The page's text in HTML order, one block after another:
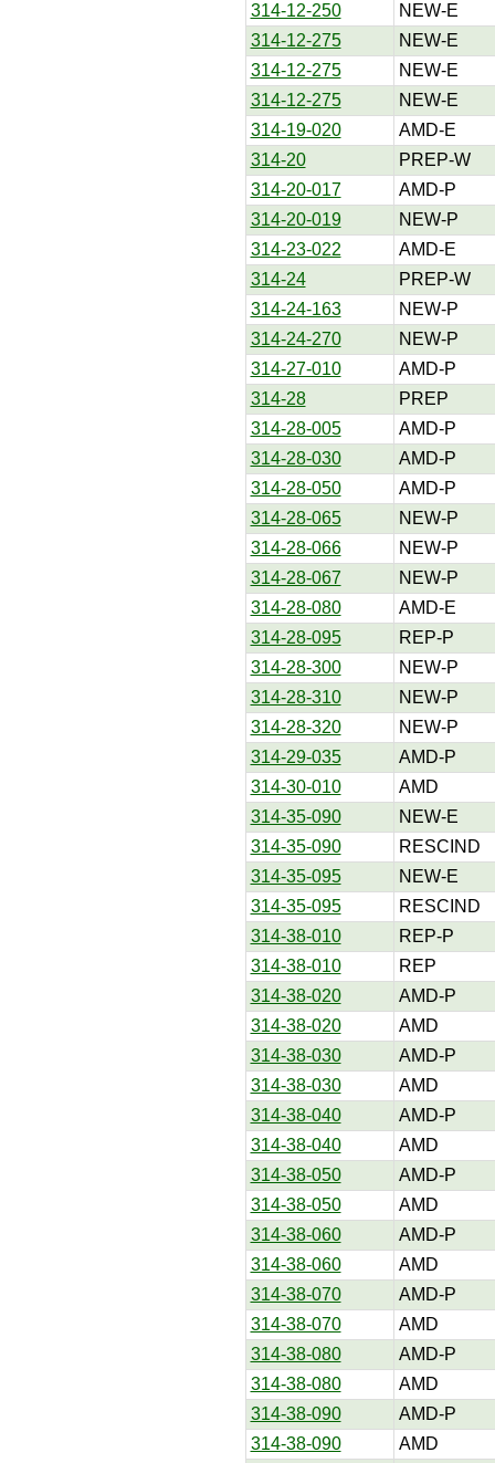
314-12-250
NEW-E
314-12-275
NEW-E
314-12-275
NEW-E
314-12-275
NEW-E
314-19-020
AMD-E
314-20
PREP-W
314-20-017
AMD-P
314-20-019
NEW-P
314-23-022
AMD-E
314-24
PREP-W
314-24-163
NEW-P
314-24-270
NEW-P
314-27-010
AMD-P
314-28
PREP
314-28-005
AMD-P
314-28-030
AMD-P
314-28-050
AMD-P
314-28-065
NEW-P
314-28-066
NEW-P
314-28-067
NEW-P
314-28-080
AMD-E
314-28-095
REP-P
314-28-300
NEW-P
314-28-310
NEW-P
314-28-320
NEW-P
314-29-035
AMD-P
314-30-010
AMD
314-35-090
NEW-E
314-35-090
RESCIND
314-35-095
NEW-E
314-35-095
RESCIND
314-38-010
REP-P
314-38-010
REP
314-38-020
AMD-P
314-38-020
AMD
314-38-030
AMD-P
314-38-030
AMD
314-38-040
AMD-P
314-38-040
AMD
314-38-050
AMD-P
314-38-050
AMD
314-38-060
AMD-P
314-38-060
AMD
314-38-070
AMD-P
314-38-070
AMD
314-38-080
AMD-P
314-38-080
AMD
314-38-090
AMD-P
314-38-090
AMD